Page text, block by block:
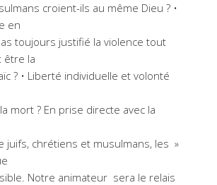
croient-ils au même Dieu ? •
en
toujours justifié la violence tout
être la
? • Liberté individuelle et volonté
mort ? En prise directe avec la
chrétiens et musulmans, les »
Notre animateur sera le relais